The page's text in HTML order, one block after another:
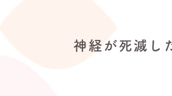
神経が死滅し